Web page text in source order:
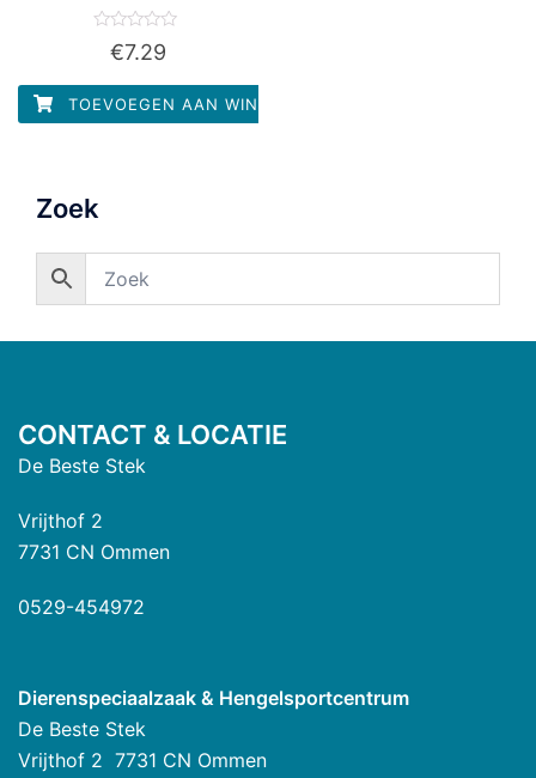
Waardering
5
€7.29
TOEVOEGEN AAN WINKELWAGEN
Zoek
CONTACT & LOCATIE
De Beste Stek
Vrijthof 2
7731 CN Ommen
0529-454972
Dierenspeciaalzaak & Hengelsportcentrum
De Beste Stek
Vrijthof 2 7731 CN Ommen